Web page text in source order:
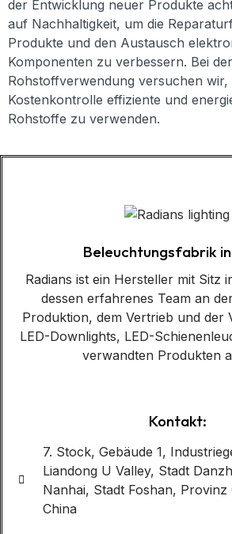
der Entwicklung neuer Produkte
auf Nachhaltigkeit, um die
Produkte und den Austausch
Komponenten zu verbessern. Bei der
Rohstoffverwendung versuchen
Kostenkontrolle effiziente und
Rohstoffe zu verwenden.
Beleuchtungsfabrik
Radians ist ein Hersteller mit Sitz
dessen erfahrenes Team an
Produktion, dem Vertrieb und der
LED-Downlights, LED-
verwandten Produkten
Kontakt:
7. Stock, Gebäude 1,
Liandong U Valley, Stadt
Nanhai, Stadt Foshan, Provinz
China